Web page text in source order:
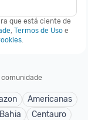
que está ciente de
, Termos de Uso e
.
Americanas
Centauro